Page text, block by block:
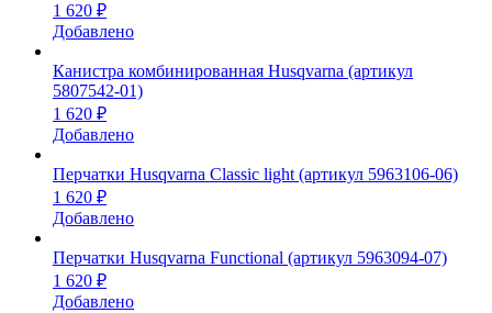
1 620 ₽
Добавлено
Канистра комбинированная Husqvarna (артикул
5807542-01)
1 620 ₽
Добавлено
Перчатки Husqvarna Classic light (артикул 5963106-06)
1 620 ₽
Добавлено
Перчатки Husqvarna Functional (артикул 5963094-07)
1 620 ₽
Добавлено